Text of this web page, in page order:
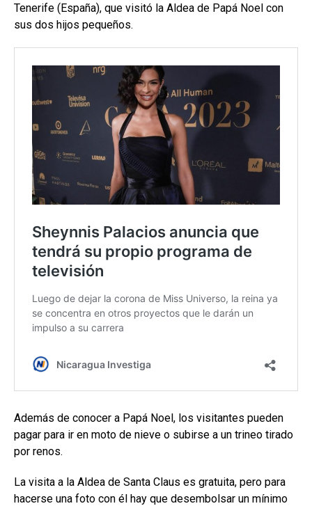
Tenerife (España), que visitó la Aldea de Papá Noel con
sus dos hijos pequeños.
Además de conocer a Papá Noel, los visitantes pueden
pagar para ir en moto de nieve o subirse a un trineo tirado
por renos.
La visita a la Aldea de Santa Claus es gratuita, pero para
hacerse una foto con él hay que desembolsar un mínimo